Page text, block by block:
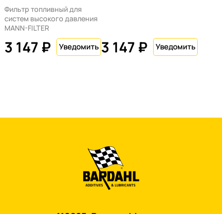
Фильтр топливный для
систем высокого давления
MANN-FILTER
3 147 ₽ 3 147 ₽